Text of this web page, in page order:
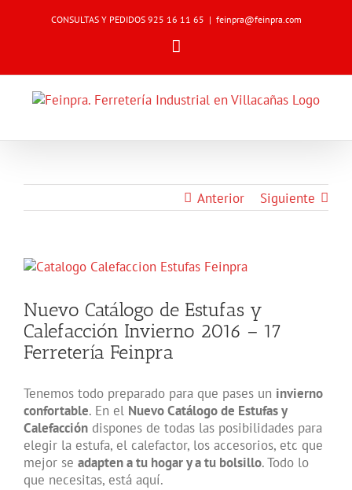
CONSULTAS Y PEDIDOS 925 16 11 65 | feinpra@feinpra.com
Anterior Siguiente
Ver
más
grande
Nuevo Catálogo de Estufas y
Calefacción Invierno 2016 – 17
Ferretería Feinpra
Tenemos todo preparado para que pases un invierno
confortable. En el Nuevo Catálogo de Estufas y
Calefacción dispones de todas las posibilidades para
elegir la estufa, el calefactor, los accesorios, etc que
mejor se adapten a tu hogar y a tu bolsillo. Todo lo
que necesitas, está aquí.